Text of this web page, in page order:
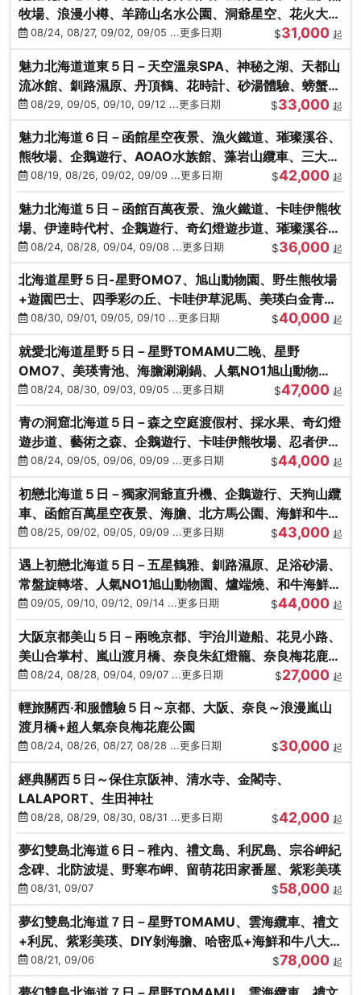
牧場、浪漫小樽、羊蹄山名水公園、洞爺星空、花火大
會、螃蟹懷石料理
08/24, 08/27, 09/02, 09/05 ...更多日期 $31,000 起
魅力北海道道東５日－天空溫泉SPA、神秘之湖、天都山
流冰館、釧路濕原、丹頂鶴、花時計、砂湯體驗、螃蟹吃
到飽08/29, 09/05, 09/10, 09/12 ...更多日期 $33,000 起
魅力北海道６日－函館星空夜景、漁火鐵道、璀璨溪谷、
熊牧場、企鵝遊行、AOAO水族館、藻岩山纜車、三大螃
蟹吃到飽
08/19, 08/26, 09/02, 09/09 ...更多日期 $42,000 起
魅力北海道５日－函館百萬夜景、漁火鐵道、卡哇伊熊牧
場、伊達時代村、企鵝遊行、奇幻燈遊步道、璀璨溪谷、
人氣NO1小丑漢堡
08/24, 08/28, 09/04, 09/08 ...更多日期 $36,000 起
北海道星野５日-星野OMO7、旭山動物園、野生熊牧場
+遊園巴士、四季彩の丘、卡哇伊草泥馬、美瑛白金青
池、螃蟹吃到飽
08/30, 09/01, 09/05, 09/10 ...更多日期 $40,000 起
就愛北海道星野５日－星野TOMAMU二晚、星野
OMO7、美瑛青池、海膽涮涮鍋、人氣NO1旭山動物
園、海鮮和牛螃蟹吃到飽
08/24, 08/30, 09/03, 09/05 ...更多日期 $47,000 起
青の洞窟北海道５日－森之空庭渡假村、採水果、奇幻燈
遊步道、藝術之森、企鵝遊行、卡哇伊熊牧場、忍者伊達
時代村、螃蟹吃到飽
08/24, 09/05, 09/06, 09/09 ...更多日期 $44,000 起
初戀北海道５日－獨家洞爺直升機、企鵝遊行、天狗山纜
車、函館百萬星空夜景、海膽、北方馬公園、海鮮和牛螃
蟹吃到飽
08/25, 09/02, 09/05, 09/09 ...更多日期 $43,000 起
遇上初戀北海道５日－五星鶴雅、釧路濕原、足浴砂湯、
常盤旋轉塔、人氣NO1旭山動物園、爐端燒、和牛海鮮螃
蟹吃到飽
09/05, 09/10, 09/12, 09/14 ...更多日期 $44,000 起
大阪京都美山５日－兩晚京都、宇治川遊船、花見小路、
美山合掌村、嵐山渡月橋、奈良朱紅燈籠、奈良梅花鹿、
流水瀑布電扶梯
08/24, 08/28, 09/04, 09/07 ...更多日期 $27,000 起
輕旅關西‧和服體驗５日～京都、大阪、奈良～浪漫嵐山
渡月橋+超人氣奈良梅花鹿公園
08/24, 08/26, 08/27, 08/28 ...更多日期 $30,000 起
經典關西５日～保住京阪神、清水寺、金閣寺、
LALAPORT、生田神社
08/28, 08/29, 08/30, 08/31 ...更多日期 $42,000 起
夢幻雙島北海道６日－稚內、禮文島、利尻島、宗谷岬紀
念碑、北防波堤、野寒布岬、留萌花田家番屋、紫彩美瑛
08/31, 09/07 $58,000 起
夢幻雙島北海道７日－星野TOMAMU、雲海纜車、禮文
+利尻、紫彩美瑛、DIY剝海膽、哈密瓜+海鮮和牛八大螃
蟹吃到飽
08/21, 09/06 $78,000 起